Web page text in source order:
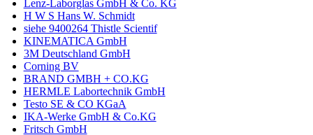
Lenz-Laborglas GmbH & Co. KG
H W S Hans W. Schmidt
siehe 9400264 Thistle Scientif
KINEMATICA GmbH
3M Deutschland GmbH
Corning BV
BRAND GMBH + CO.KG
HERMLE Labortechnik GmbH
Testo SE & CO KGaA
IKA-Werke GmbH & Co.KG
Fritsch GmbH